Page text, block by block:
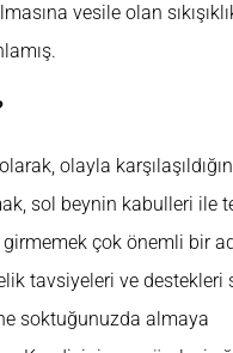
vesile olan
olayla
sol beynin kabulleri ile
çok önemli bir
tavsiyeleri ve destekleri
soktuğunuzda almaya